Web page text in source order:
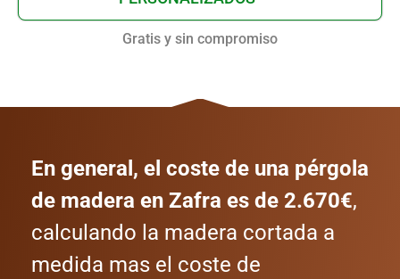
Gratis y sin compromiso
En general, el coste de una pérgola
de madera en Zafra es de 2.670€,
calculando la madera cortada a
medida mas el coste de